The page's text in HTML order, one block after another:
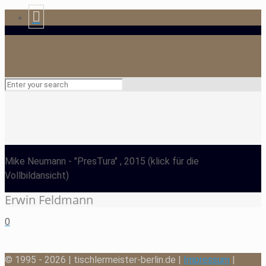
Mike Neumann - "PresTura" , 2015 (klick für die
Vollbildansicht)
Erwin Feldmann
0
© 1995 - 2026 | tischlermeister-berlin.de | Impressum